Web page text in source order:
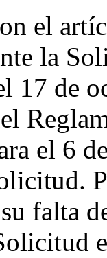
el
la
17 de
el 6
falta